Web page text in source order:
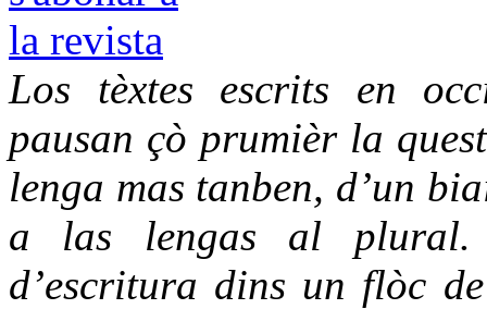
Los tèxtes escrits en
pausan çò prumièr la
lenga mas tanben, d’un
a las lengas al plural.
d’escritura dins un flòc